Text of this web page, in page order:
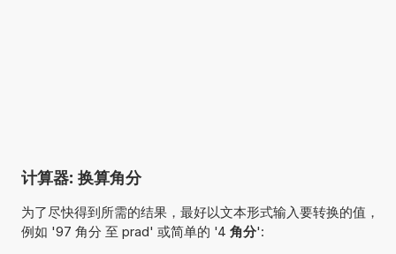
计算器: 换算角分
为了尽快得到所需的结果，最好以文本形式输入要转换的值，
例如 '97 角分 至 prad' 或简单的 '4 角分':